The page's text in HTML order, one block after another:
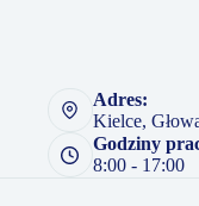
Adres:
Kielce,
Godziny
8:00 - 17:00